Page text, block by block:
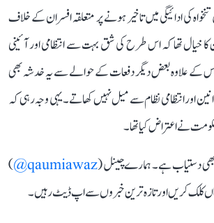
کی ادائیگی میں تاخیر ہونے پر متعلقہ افسران کے خلاف
کا خیال تھا کہ اس طرح کی شق بہت سے انتظامی اور آئینی
کے علاوہ بعض دیگر دفعات کے حوالے سے یہ خدشہ بھی
اور انتظامی نظام سے میل نہیں کھاتے۔ یہی وجہ رہی کہ
نے اعتراض کیا تھا۔
بھی دستیاب ہے۔ ہمارے چینل (qaumiawaz@
)
کلک کریں اور تازہ ترین خبروں سے اپ ڈیٹ رہیں۔